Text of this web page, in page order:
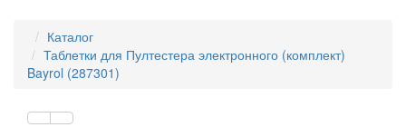
Каталог
Таблетки для Пултестера электронного (комплект)
Bayrol (287301)